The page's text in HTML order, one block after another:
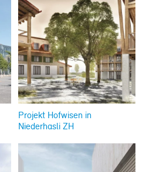
Projekt Hofwisen in
Niederhasli ZH